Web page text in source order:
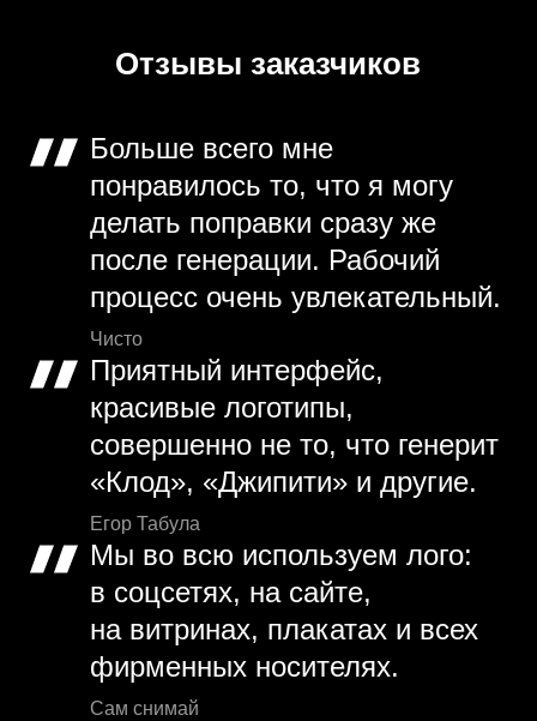
Отзывы заказчиков
Больше всего мне
понравилось то, что я могу
делать поправки сразу же
после генерации. Рабочий
процесс очень увлекательный.
Чисто
Приятный интерфейс,
красивые логотипы,
совершенно не то, что генерит
«Клод», «Джипити» и другие.
Егор Табула
Мы во всю используем лого:
в соцсетях, на сайте,
на витринах, плакатах и всех
фирменных носителях.
Сам снимай